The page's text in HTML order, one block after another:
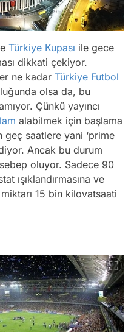
Türkiye Kupası ile gece
dikkati çekiyor.
ne kadar Türkiye Futbol
olsa da, bu
Çünkü yayıncı
alabilmek için başlama
geç saatlere yani ‘prime
Ancak bu durum
oluyor. Sadece 90
ışıklandırmasına ve
miktarı 15 bin kilovatsaati